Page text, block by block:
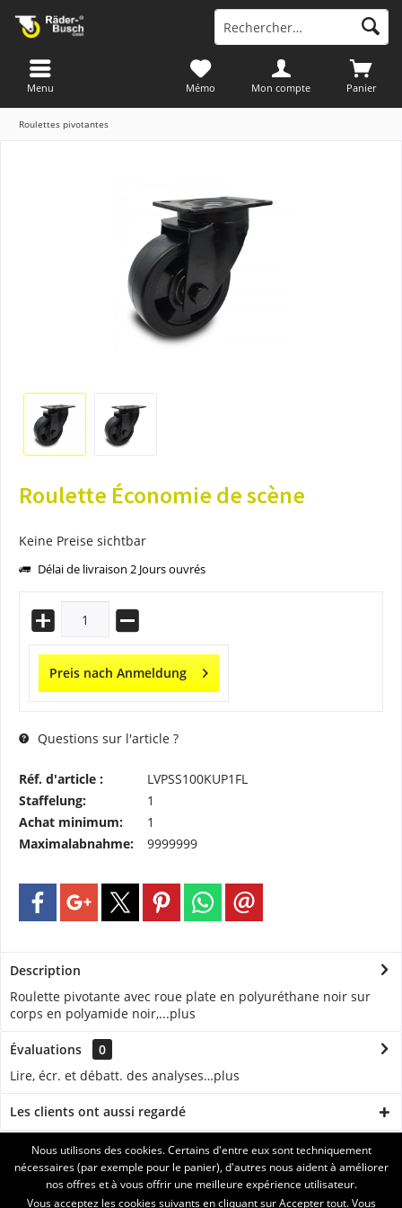
Panier
Mémo Mon compte
Menu
Roulettes pivotantes
Roulette Économie de scène
Keine Preise sichtbar
Délai de livraison 2 Jours ouvrés
Preis nach Anmeldung
Questions sur l'article ?
Réf. d'article :
LVPSS100KUP1FL
Staffelung:
1
Achat minimum:
1
Maximalabnahme:
9999999
Description
Roulette pivotante avec roue plate en polyuréthane noir sur
corps en polyamide noir,...plus
Évaluations
0
Lire, écr. et débatt. des analyses…plus
Les clients ont aussi regardé
ASSISTANCE
SERVICE
Nous utilisons des cookies. Certains d'entre eux sont techniquement
nécessaires (par exemple pour le panier), d'autres nous aident à améliorer
nos offres et à vous offrir une meilleure expérience utilisateur.
Vous acceptez les cookies suivants en cliquant sur Accepter tout. Vous